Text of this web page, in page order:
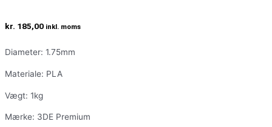
kr. 185,00 inkl. moms
Diameter: 1.75mm
Materiale: PLA
Vægt: 1kg
Mærke: 3DE Premium